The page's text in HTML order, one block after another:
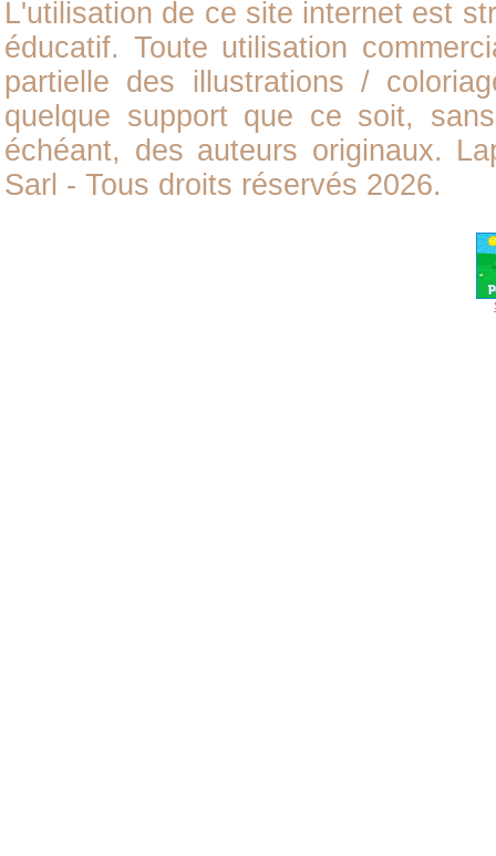
L'utilisation de ce site internet est
éducatif. Toute utilisation
partielle des illustrations /
quelque support que ce soit,
échéant, des auteurs originaux.
Sarl - Tous droits réservés 2026.